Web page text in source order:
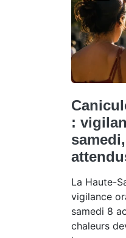
:
La Haute-
vigilance
samedi 8
chaleurs